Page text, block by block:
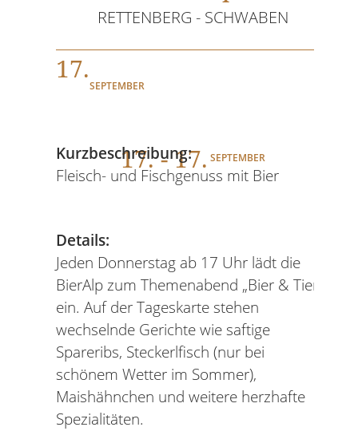
RETTENBERG - SCHWABEN
17.
SEPTEMBER
17. - 17. SEPTEMBER
Kurzbeschreibung:
Fleisch- und Fischgenuss mit Bier
Details:
Jeden Donnerstag ab 17 Uhr lädt die
BierAlp zum Themenabend „Bier & Tier“
ein. Auf der Tageskarte stehen
wechselnde Gerichte wie saftige
Spareribs, Steckerlfisch (nur bei
schönem Wetter im Sommer),
Maishähnchen und weitere herzhafte
Spezialitäten.